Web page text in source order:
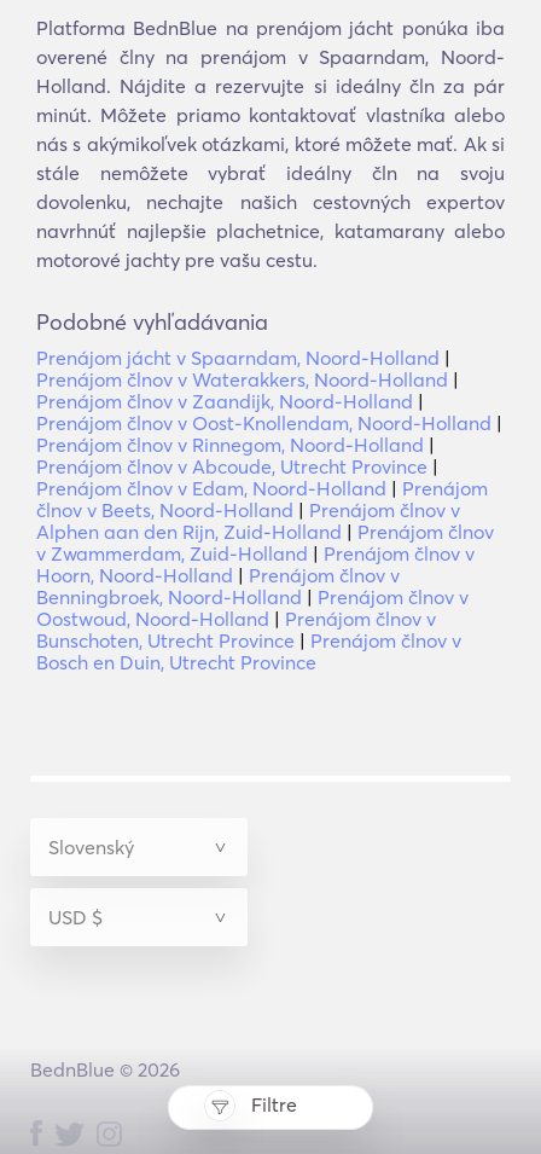
Filtre
Platforma BednBlue na prenájom jácht ponúka iba
overené člny na prenájom v Spaarndam, Noord-
Holland. Nájdite a rezervujte si ideálny čln za pár
minút. Môžete priamo kontaktovať vlastníka alebo
nás s akýmikoľvek otázkami, ktoré môžete mať. Ak si
stále nemôžete vybrať ideálny čln na svoju
dovolenku, nechajte našich cestovných expertov
navrhnúť najlepšie plachetnice, katamarany alebo
motorové jachty pre vašu cestu.
Podobné vyhľadávania
Prenájom jácht v Spaarndam, Noord-Holland |
Prenájom člnov v Waterakkers, Noord-Holland |
Prenájom člnov v Zaandijk, Noord-Holland |
Prenájom člnov v Oost-Knollendam, Noord-Holland |
Prenájom člnov v Rinnegom, Noord-Holland |
Prenájom člnov v Abcoude, Utrecht Province |
Prenájom člnov v Edam, Noord-Holland | Prenájom
člnov v Beets, Noord-Holland | Prenájom člnov v
Alphen aan den Rijn, Zuid-Holland | Prenájom člnov
v Zwammerdam, Zuid-Holland | Prenájom člnov v
Hoorn, Noord-Holland | Prenájom člnov v
Benningbroek, Noord-Holland | Prenájom člnov v
Oostwoud, Noord-Holland | Prenájom člnov v
Bunschoten, Utrecht Province | Prenájom člnov v
Bosch en Duin, Utrecht Province
BednBlue © 2026